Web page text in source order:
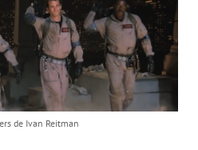
de Ivan Reitman